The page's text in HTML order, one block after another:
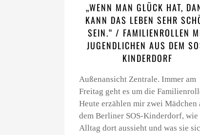
„WENN MAN GLÜCK HAT,
KANN DAS LEBEN SEHR
SEIN.“ / FAMILIENROLLEN
JUGENDLICHEN AUS DEM
KINDERDORF
Außenansicht Zentrale. Immer am
Freitag geht es um die
Heute erzählen mir zwei Mädchen
dem Berliner SOS-Kinderdorf,
Alltag dort aussieht und was sie